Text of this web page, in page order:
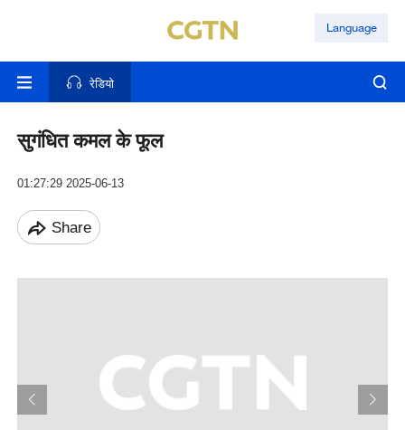
Language
रेडियो
सुगंधित कमल के फूल
01:27:29 2025-06-13
Share